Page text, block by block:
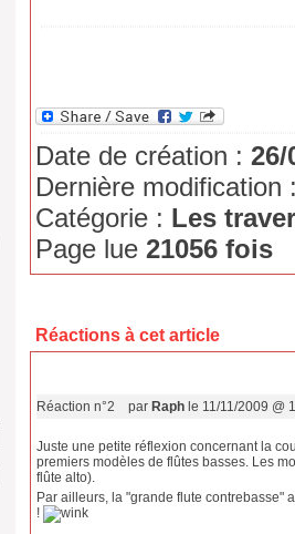
Date de création : 26/
Dernière
Catégorie : Les
Page lue 21056 fois
Réactions à cet article
Réaction n°2 par Raph le 11/11/2009 @
Juste une petite réflexion concernant la
premiers modèles de flûtes basses. Les
flûte alto).
Par ailleurs, la "grande flute contrebasse"
!